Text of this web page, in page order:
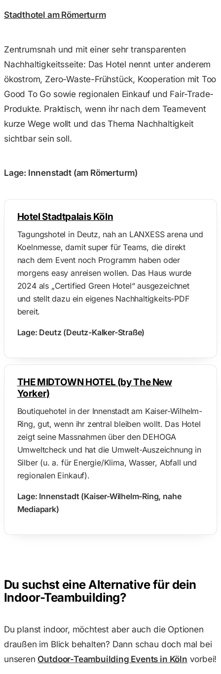
Stadthotel am Römerturm
Zentrumsnah und mit einer sehr transparenten
Nachhaltigkeitsseite: Das Hotel nennt unter anderem
ökostrom, Zero-Waste-Frühstück, Kooperation mit Too
Good To Go sowie regionalen Einkauf und Fair-Trade-
Produkte. Praktisch, wenn ihr nach dem Teamevent
kurze Wege wollt und das Thema Nachhaltigkeit
sichtbar sein soll.
Lage: Innenstadt (am Römerturm)
Hotel Stadtpalais Köln
Tagungshotel in Deutz, nah an LANXESS arena und
Koelnmesse, damit super für Teams, die direkt
nach dem Event noch Programm haben oder
morgens easy anreisen wollen. Das Haus wurde
2024 als „Certified Green Hotel“ ausgezeichnet
und stellt dazu ein eigenes Nachhaltigkeits-PDF
bereit.
Lage: Deutz (Deutz-Kalker-Straße)
THE MIDTOWN HOTEL (by The New
Yorker)
Boutiquehotel in der Innenstadt am Kaiser-Wilhelm-
Ring, gut, wenn ihr zentral bleiben wollt. Das Hotel
zeigt seine Massnahmen über den DEHOGA
Umweltcheck und hat die Umwelt-Auszeichnung in
Silber (u. a. für Energie/Klima, Wasser, Abfall und
regionalen Einkauf).
Lage: Innenstadt (Kaiser-Wilhelm-Ring, nahe
Mediapark)
Du suchst eine Alternative für dein
Indoor-Teambuilding?
Du planst indoor, möchtest aber auch die Optionen
draußen im Blick behalten? Dann schau doch mal bei
unseren Outdoor-Teambuilding Events in Köln vorbei!